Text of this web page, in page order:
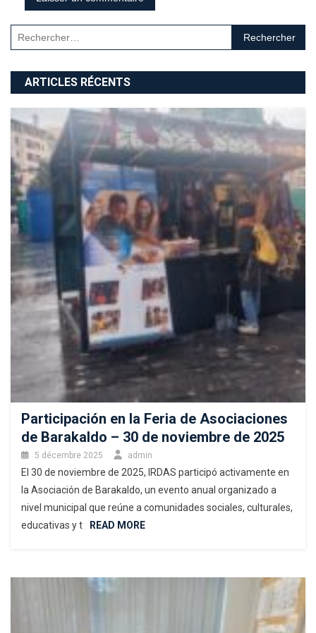
Rechercher :
ARTICLES RÉCENTS
Participación en la Feria de Asociaciones
de Barakaldo – 30 de noviembre de 2025
5 décembre 2025 admin
El 30 de noviembre de 2025, IRDAS participó activamente en
la Asociación de Barakaldo, un evento anual organizado a
nivel municipal que reúne a comunidades sociales, culturales,
educativas y t
READ MORE